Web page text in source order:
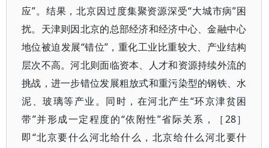
应”。结果，北京因过度集聚资源深受“大城市病”困
扰。天津则因北京的总部经济和经济中心、金融中心
地位被迫发展“错位”，重化工业比重较大、产业结构
层次不高。河北则面临资本、人才和资源持续外流的
挑战，进一步错位发展粗放式和重污染型的钢铁、水
泥、玻璃等产业。同时，在河北产生“环京津贫困
带”并形成一定程度的“依附性”省际关系，［28］
即“北京要什么河北给什么，北京给什么河北要什